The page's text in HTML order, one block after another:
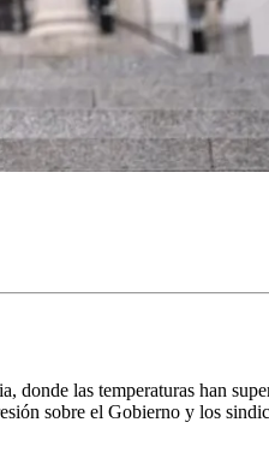
donde las temperaturas han
sobre el Gobierno y los